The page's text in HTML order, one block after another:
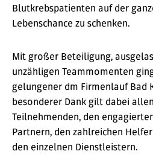
Blutkrebspatienten auf der
Lebenschance zu schenken.
Mit großer Beteiligung,
unzähligen Teammomenten
gelungener dm Firmenlauf Bad
besonderer Dank gilt dabei
Teilnehmenden, den
Partnern, den zahlreichen
den einzelnen Dienstleistern.